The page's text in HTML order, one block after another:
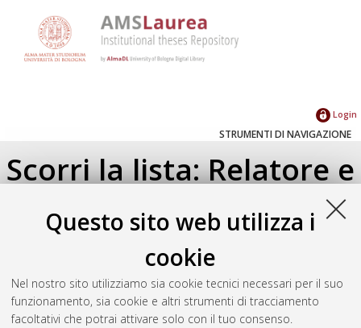
Questo sito web utilizza i
cookie
Nel nostro sito utilizziamo sia cookie tecnici necessari per il suo
funzionamento, sia cookie e altri strumenti di tracciamento
facoltativi che potrai attivare solo con il tuo consenso.
Login
STRUMENTI DI NAVIGAZIONE
Scorri la lista: Relatore e
Correlatore
Seleziona un valore dall'elenco sottostante.
2020(1)